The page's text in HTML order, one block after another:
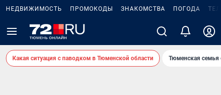
НЕДВИЖИМОСТЬ ПРОМОКОДЫ ЗНАКОМСТВА ПОГОДА
Какая ситуация с паводком в Тюменской области Тюменская семья